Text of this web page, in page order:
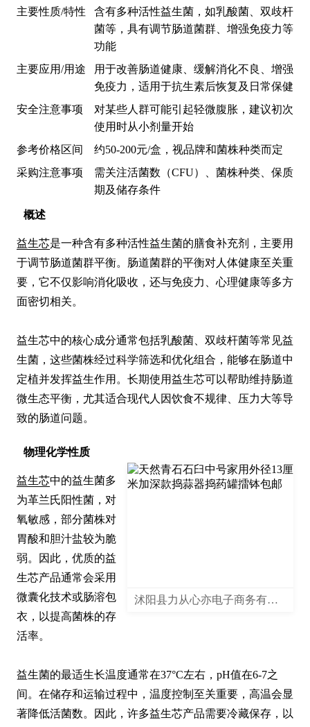
概述
益生芯是一种含有多种活性益生菌的膳食补充剂，主要用
于调节肠道菌群平衡。肠道菌群的平衡对人体健康至关重
要，它不仅影响消化吸收，还与免疫力、心理健康等多方
面密切相关。
益生芯中的核心成分通常包括乳酸菌、双歧杆菌等常见益
生菌，这些菌株经过科学筛选和优化组合，能够在肠道中
定植并发挥益生作用。长期使用益生芯可以帮助维持肠道
微生态平衡，尤其适合现代人因饮食不规律、压力大等导
致的肠道问题。
物理化学性质
沭阳县力从心亦电子商务有限公司
益生芯中的益生菌多
为革兰氏阳性菌，对
氧敏感，部分菌株对
胃酸和胆汁盐较为脆
弱。因此，优质的益
生芯产品通常会采用
微囊化技术或肠溶包
衣，以提高菌株的存
活率。
益生菌的最适生长温度通常在37°C左右，pH值在6-7之
间。在储存和运输过程中，温度控制至关重要，高温会显
著降低活菌数。因此，许多益生芯产品需要冷藏保存，以
主要性质/特性
含有多种活性益生菌，如乳酸菌、双歧杆
菌等，具有调节肠道菌群、增强免疫力等
功能
主要应用/用途
用于改善肠道健康、缓解消化不良、增强
免疫力，适用于抗生素后恢复及日常保健
安全注意事项
对某些人群可能引起轻微腹胀，建议初次
使用时从小剂量开始
参考价格区间
约50-200元/盒，视品牌和菌株种类而定
采购注意事项
需关注活菌数（CFU）、菌株种类、保质
期及储存条件